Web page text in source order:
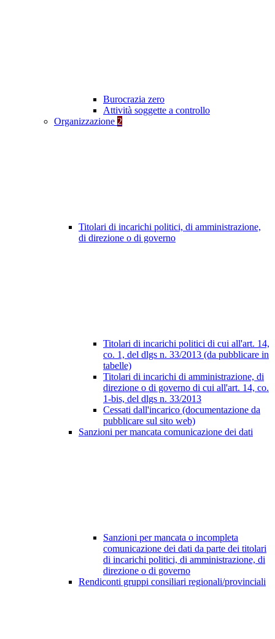
Burocrazia zero
Attività soggette a controllo
Organizzazione 2
Titolari di incarichi politici, di amministrazione,
di direzione o di governo
Titolari di incarichi politici di cui all'art. 14,
co. 1, del dlgs n. 33/2013 (da pubblicare in
tabelle)
Titolari di incarichi di amministrazione, di
direzione o di governo di cui all'art. 14, co.
1-bis, del dlgs n. 33/2013
Cessati dall'incarico (documentazione da
pubblicare sul sito web)
Sanzioni per mancata comunicazione dei dati
Sanzioni per mancata o incompleta
comunicazione dei dati da parte dei titolari
di incarichi politici, di amministrazione, di
direzione o di governo
Rendiconti gruppi consiliari regionali/provinciali